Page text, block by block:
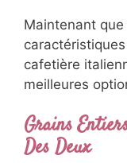
Maintenant
cafetière
meilleures
Grains
Des Deux